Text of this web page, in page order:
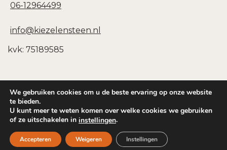
06-12964499
info@kiezelensteen.nl
kvk: 75189585
Copyright © 2026
Privacybeleid|Sitemap
We gebruiken cookies om u de beste ervaring op onze website
te bieden.
U kunt meer te weten komen over welke cookies we gebruiken
of ze uitschakelen in instellingen.
Accepteren Weigeren Instellingen